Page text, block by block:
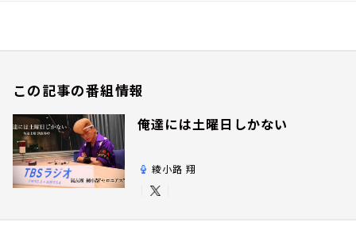
この記事の番組情報
俺達には土曜日しかない
綾小路 翔